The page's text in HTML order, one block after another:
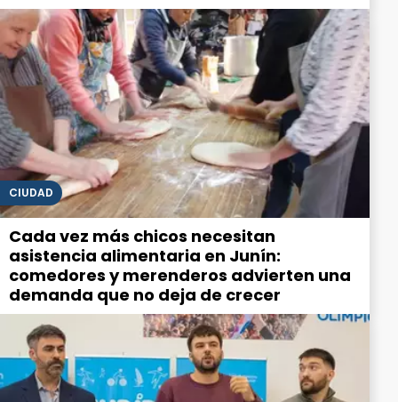
CIUDAD
Cada vez más chicos necesitan
asistencia alimentaria en Junín:
comedores y merenderos advierten una
demanda que no deja de crecer